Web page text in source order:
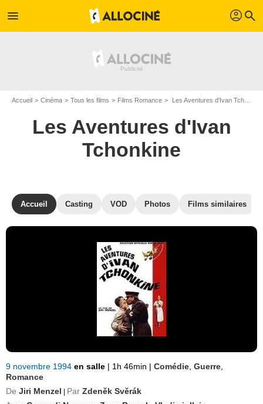
menu profil search
Accueil Cinéma Tous les films Films Romance Les Aventures d'Ivan Tchonkine de Jiri Menzel
Les Aventures d'Ivan
Tchonkine
Accueil Casting VOD Photos Films similaires
9 novembre 1994 en salle | 1h 46min | Comédie Guerre
Romance
De Jiri Menzel Par Zdeněk Svěrák